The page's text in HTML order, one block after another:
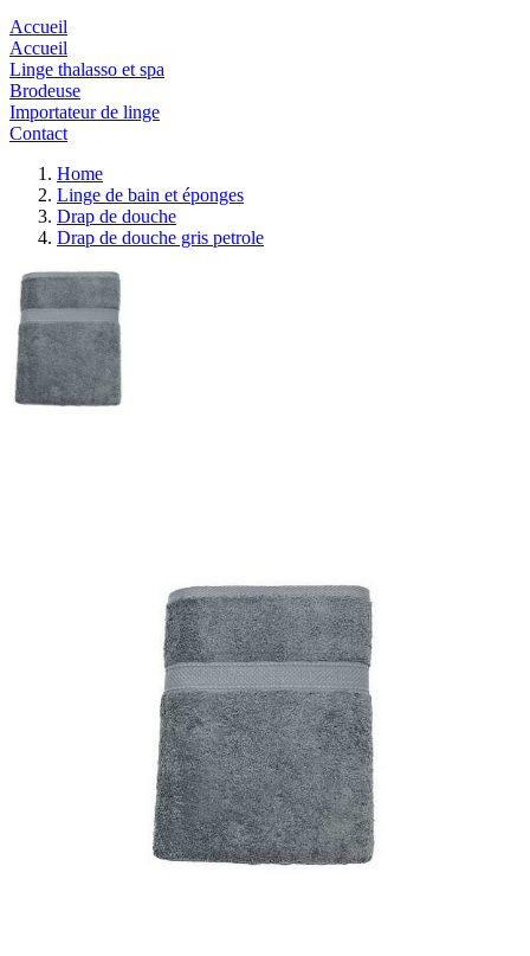
Accueil
Accueil
Linge thalasso et spa
Brodeuse
Importateur de linge
Contact
Home
Linge de bain et éponges
Drap de douche
Drap de douche gris petrole